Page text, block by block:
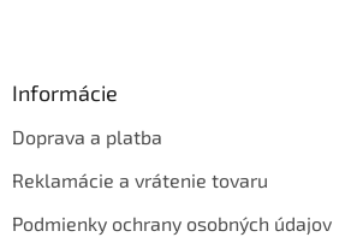
Informácie
Doprava a platba
Reklamácie a vrátenie tovaru
Podmienky ochrany osobných údajov